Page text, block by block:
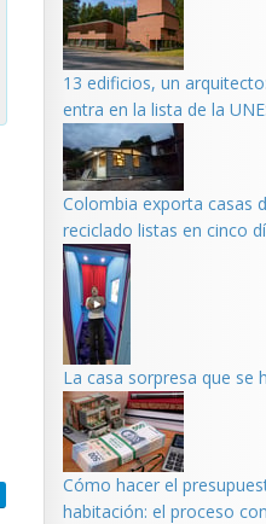
13 edificios, un
entra en la lista de la
Colombia exporta casas
reciclado listas en cinco
La casa sorpresa que se
Cómo hacer el
habitación: el proceso